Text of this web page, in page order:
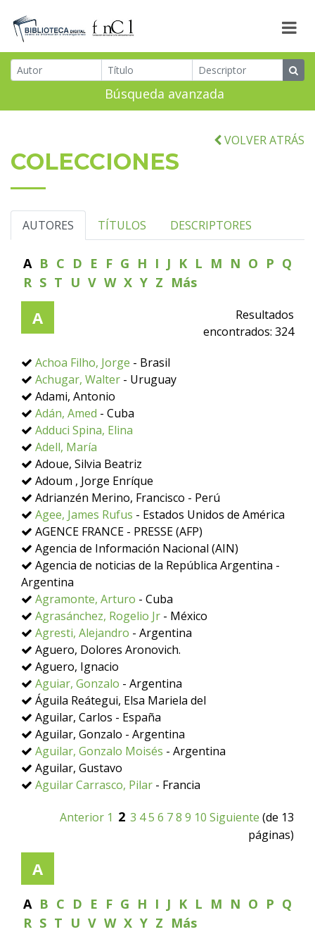
Búsqueda avanzada
VOLVER ATRÁS
COLECCIONES
AUTORES TÍTULOS DESCRIPTORES
A B C D E F G H I J K L M N O P Q
R S T U V W X Y Z Más
A
Resultados
encontrados: 324
Achoa Filho, Jorge - Brasil
Achugar, Walter - Uruguay
Adami, Antonio
Adán, Amed - Cuba
Adduci Spina, Elina
Adell, María
Adoue, Silvia Beatriz
Adoum , Jorge Enríque
Adrianzén Merino, Francisco - Perú
Agee, James Rufus - Estados Unidos de América
AGENCE FRANCE - PRESSE (AFP)
Agencia de Información Nacional (AIN)
Agencia de noticias de la República Argentina -
Argentina
Agramonte, Arturo - Cuba
Agrasánchez, Rogelio Jr - México
Agresti, Alejandro - Argentina
Aguero, Dolores Aronovich.
Aguero, Ignacio
Aguiar, Gonzalo - Argentina
Águila Reátegui, Elsa Mariela del
Aguilar, Carlos - España
Aguilar, Gonzalo - Argentina
Aguilar, Gonzalo Moisés - Argentina
Aguilar, Gustavo
Aguilar Carrasco, Pilar - Francia
Anterior 1 2 3 45 6 78 9 10 Siguiente (de 13
páginas)
A
A B C D E F G H I J K L M N O P Q
R S T U V W X Y Z Más